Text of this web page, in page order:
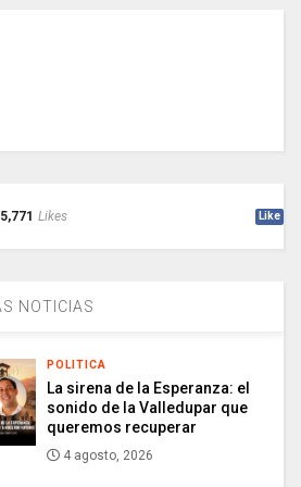
5,771 Likes Like
NOTICIAS
POLITICA
La sirena de la Esperanza: el
sonido de la Valledupar que
queremos recuperar
4 agosto, 2026